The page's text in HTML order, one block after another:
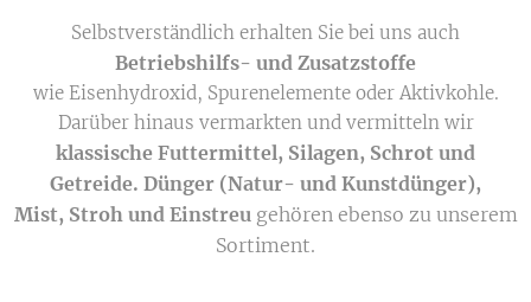
Selbstverständlich erhalten Sie bei uns auch
Betriebshilfs- und Zusatzstoffe
wie Eisenhydroxid, Spurenelemente oder Aktivkohle.
Darüber hinaus vermarkten und vermitteln wir
klassische Futtermittel, Silagen, Schrot und
Getreide. Dünger (Natur- und Kunstdünger),
Mist, Stroh und Einstreu gehören ebenso zu unserem
Sortiment.